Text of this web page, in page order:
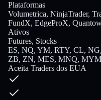
Plataformas
Volumetrica, NinjaTrader,
FundX, EdgeProX,
Ativos
Futures, Stocks
ES, NQ, YM, RTY, CL,
ZB, ZN, MES, MNQ,
Aceita Traders dos EUA